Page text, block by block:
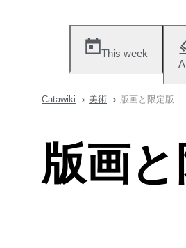
This week
Catawiki 美術 版画と限定版
版画